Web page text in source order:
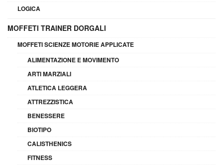
LOGICA
MOFFETI TRAINER DORGALI
MOFFETI SCIENZE MOTORIE APPLICATE
ALIMENTAZIONE E MOVIMENTO
ARTI MARZIALI
ATLETICA LEGGERA
ATTREZZISTICA
BENESSERE
BIOTIPO
CALISTHENICS
FITNESS